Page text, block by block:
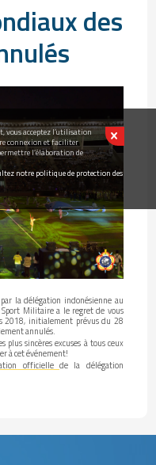
vous acceptez l’utilisation
connexion et faciliter
l’élaboration de
notre politique de protection des
des
la délégation indonésienne au
Militaire a le regret de vous
2018, initialement prévus du 28
annulés.
plus sincères excuses à tous ceux
à cet événement!
officiellede la délégation